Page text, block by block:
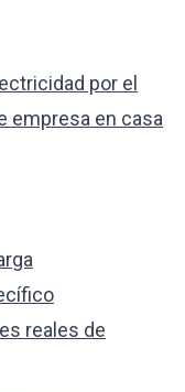
por el
empresa en casa
reales de